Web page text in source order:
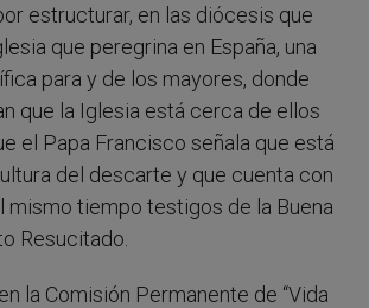
estructurar, en las diócesis que
que peregrina en España, una
para y de los mayores, donde
que la Iglesia está cerca de ellos
el Papa Francisco señala que está
del descarte y que cuenta con
mismo tiempo testigos de la Buena
Resucitado.
la Comisión Permanente de “Vida